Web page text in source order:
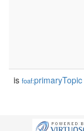
is foaf:primaryTopic